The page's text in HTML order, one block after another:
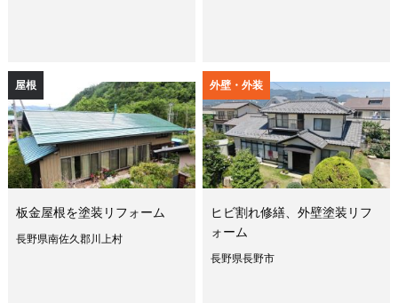
屋根
板金屋根を塗装リフォーム
長野県南佐久郡川上村
外壁・外装
ヒビ割れ修繕、外壁塗装リフ
ォーム
長野県長野市